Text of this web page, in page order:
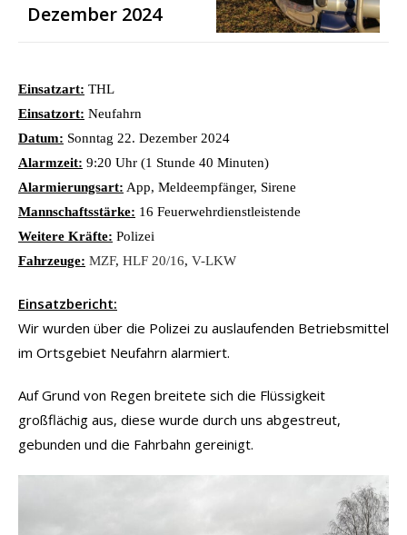
Dezember 2024
Einsatzart: THL
Einsatzort: Neufahrn
Datum: Sonntag 22. Dezember 2024
Alarmzeit: 9:20 Uhr (1 Stunde 40 Minuten)
Alarmierungsart: App, Meldeempfänger, Sirene
Mannschaftsstärke: 16 Feuerwehrdienstleistende
Weitere Kräfte: Polizei
Fahrzeuge: MZF, HLF 20/16, V-LKW
Einsatzbericht:
Wir wurden über die Polizei zu auslaufenden Betriebsmittel
im Ortsgebiet Neufahrn alarmiert.
Auf Grund von Regen breitete sich die Flüssigkeit
großflächig aus, diese wurde durch uns abgestreut,
gebunden und die Fahrbahn gereinigt.